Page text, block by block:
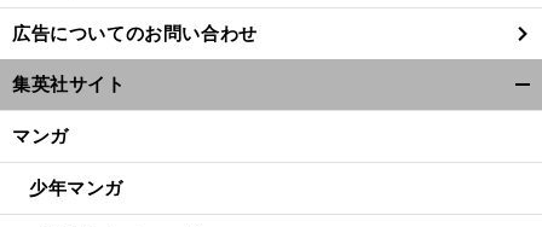
し
い
ウ
ィ
ン
ウ
開
広告についてのお問い合わせ
集英社サイト
マンガ
少年マンガ